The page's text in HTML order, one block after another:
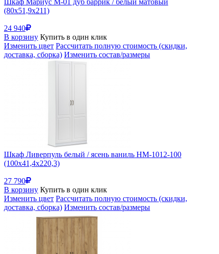
Шкаф Мариус М-01 дуб баррик / белый матовый
(80x51,9x211)
24 940
В корзину Купить в один клик
Изменить цвет Рассчитать полную стоимость (скидки,
доставка, сборка) Изменить состав/размеры
Шкаф Ливерпуль белый / ясень ваниль НМ-1012-100
(100x41,4x220,3)
27 790
В корзину Купить в один клик
Изменить цвет Рассчитать полную стоимость (скидки,
доставка, сборка) Изменить состав/размеры